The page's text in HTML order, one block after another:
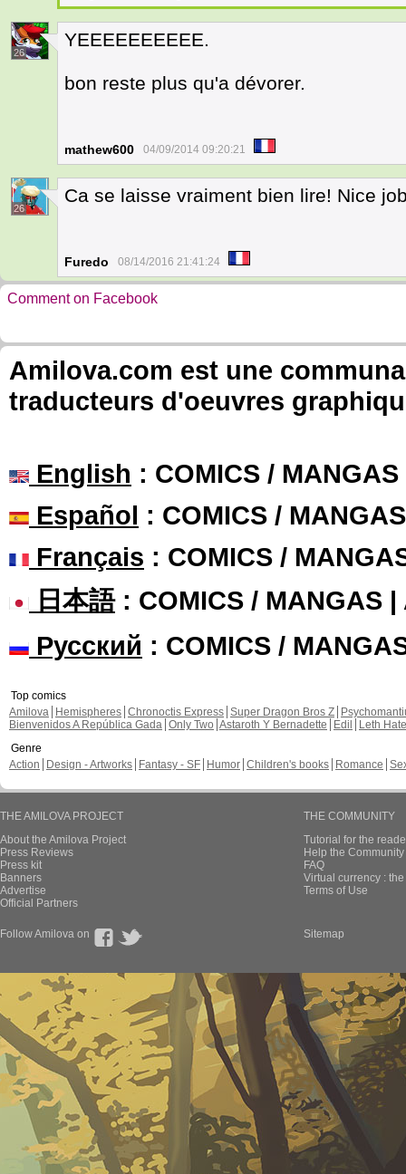
26
YEEEEEEEEEE.
bon reste plus qu'a dévorer.
mathew600 04/09/2014 09:20:21
26
Ca se laisse vraiment bien lire! Nice
Furedo 08/14/2016 21:41:24
Comment on Facebook
Amilova.com est une
traducteurs d'oeuvres
English : COMICS /
Español : COMICS /
Français : COMICS /
日本語: COMICS / MANGAS |
Русский : COMICS /
Top comics
Amilova
Hemispheres Chronoctis Express Super Dragon Bros Z
Bienvenidos A República Gada Only Two Astaroth Y Bernadette Edil
Leth Hate
Genre
Action
Design - Artworks Fantasy - SF Humor Children's books Romance
THE AMILOVA PROJECT
About the Amilova Project
Press Reviews
Press kit
Banners
Advertise
Official Partners
THE COMMUNITY
Tutorial for the
Help the
FAQ
Virtual currency :
Terms of Use
Follow Amilova on Sitemap